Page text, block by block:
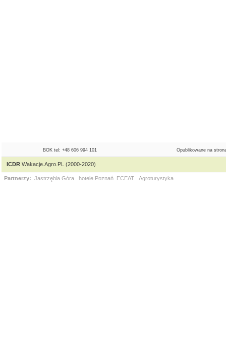
BOK tel: +48 606 994 101 Opublikowane na
ICDRWakacje.Agro.PL (2000-2020)
Partnerzy: Jastrzębia Góra hotele Poznań ECEAT Agroturystyka